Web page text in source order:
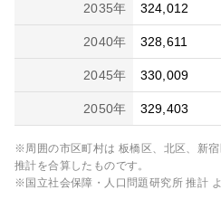
2035年 324,012
2040年 328,611
2045年 330,009
2050年 329,403
※周囲の市区町村は 板橋区、北区、新
推計を合算したものです。
※国立社会保障・人口問題研究所 推計 よ